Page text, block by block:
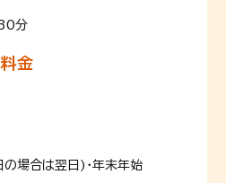
分
金
場合は翌日)・年末年始